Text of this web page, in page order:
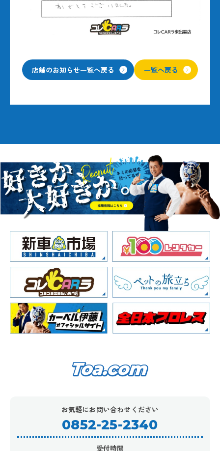
店舗のお知らせ一覧へ戻る 一覧へ戻る
お気軽にお問い合わせください
0852-25-2340
受付時間